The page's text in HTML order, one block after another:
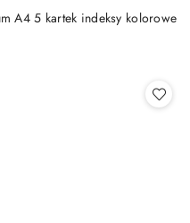
A4 5 kartek indeksy kolorowe